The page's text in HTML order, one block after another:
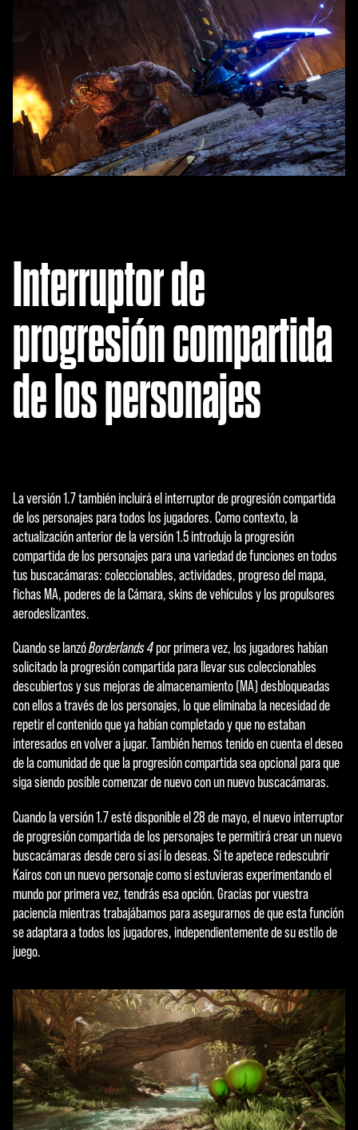
Interruptor de
progresión compartida
de los personajes
La versión 1.7 también incluirá el interruptor de progresión compartida
de los personajes para todos los jugadores. Como contexto, la
actualización anterior de la versión 1.5 introdujo la progresión
compartida de los personajes para una variedad de funciones en todos
tus buscacámaras: coleccionables, actividades, progreso del mapa,
fichas MA, poderes de la Cámara, skins de vehículos y los propulsores
aerodeslizantes.
Cuando se lanzóBorderlands 4por primera vez, los jugadores habían
solicitado la progresión compartida para llevar sus coleccionables
descubiertos y sus mejoras de almacenamiento (MA) desbloqueadas
con ellos a través de los personajes, lo que eliminaba la necesidad de
repetir el contenido que ya habían completado y que no estaban
interesados en volver a jugar. También hemos tenido en cuenta el deseo
de la comunidad de que la progresión compartida sea opcional para que
siga siendo posible comenzar de nuevo con un nuevo buscacámaras.
Cuando la versión 1.7 esté disponible el 28 de mayo, el nuevo interruptor
de progresión compartida de los personajes te permitirá crear un nuevo
buscacámaras desde cero si así lo deseas. Si te apetece redescubrir
Kairos con un nuevo personaje como si estuvieras experimentando el
mundo por primera vez, tendrás esa opción. Gracias por vuestra
paciencia mientras trabajábamos para asegurarnos de que esta función
se adaptara a todos los jugadores, independientemente de su estilo de
juego.